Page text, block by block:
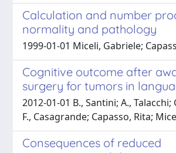
Calculation and number
normality and pathology
1999-01-01 Miceli, Gabriele;
Cognitive outcome after
surgery for tumors in
2012-01-01 B., Santini; A., Talacchi;
F., Casagrande; Capasso, Rita;
Consequences of reduced